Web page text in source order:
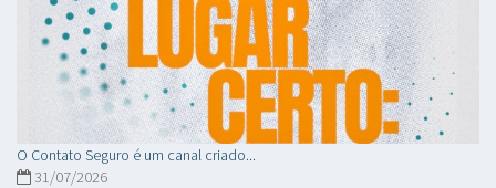
O Contato Seguro é um canal criado...
31/07/2026